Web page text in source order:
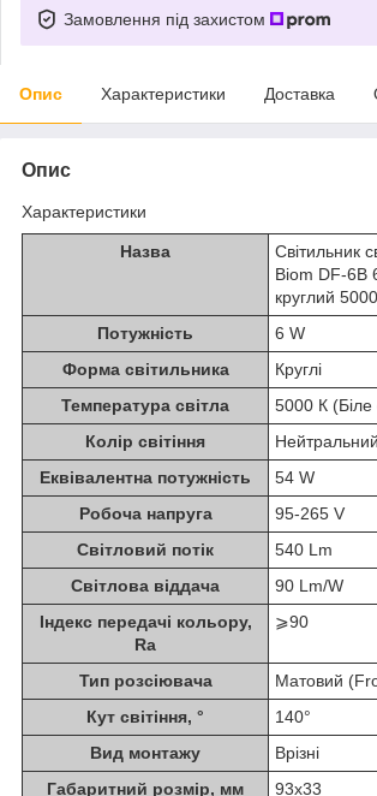
Замовлення під захистом
Опис Характеристики Доставка
Опис
Характеристики
Назва
Світильник
Biom DF-6B
круглий
Потужність
6 W
Форма світильника
Круглі
Температура світла
5000 К (Біле
Колір світіння
Еквівалентна потужність
54 W
Робоча напруга
95-265 V
Світловий потік
540 Lm
Світлова віддача
90 Lm/W
Індекс передачі кольору,
Ra
⩾90
Тип розсіювача
Матовий
Кут світіння, °
140°
Вид монтажу
Врізні
Габаритний розмір, мм
93х33